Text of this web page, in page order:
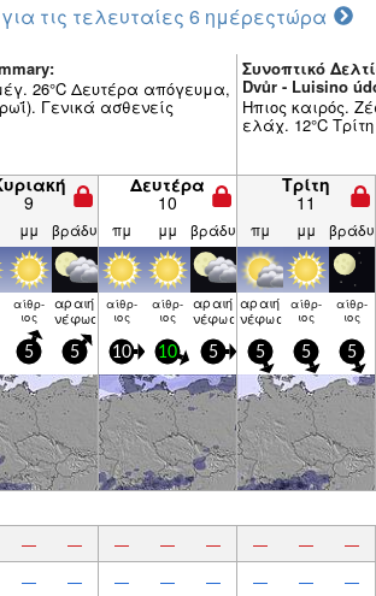
τις τελευταίες 6 ημέρεςτώρα
26°C Δευτέρα απόγευμα,
Γενικά ασθενείς
Συνοπτικό
Dvůr - Luisino
Ηπιος καιρός.
ελάχ. 12°C
9
Δευτέρα
10
Τρίτη
11
μμ βράδυ πμ μμ βράδυ πμ μμ βράδυ
αίθρ­
ιος
αραιή
νέφωση
αίθρ­
ιος
αίθρ­
ιος
αραιή
νέφωση
αραιή
νέφωση
αίθρ­
ιος
αίθρ­
ιος
5 5 10 10 5 5 5 5
— — — — — — — —
— — — — — — — —